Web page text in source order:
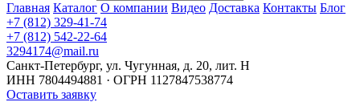
Главная Каталог О компании Видео Доставка Контакты Блог
+7 (812) 329-41-74
+7 (812) 542-22-64
3294174@mail.ru
Санкт-Петербург, ул. Чугунная, д. 20, лит. Н
ИНН 7804494881 · ОГРН 1127847538774
Оставить заявку